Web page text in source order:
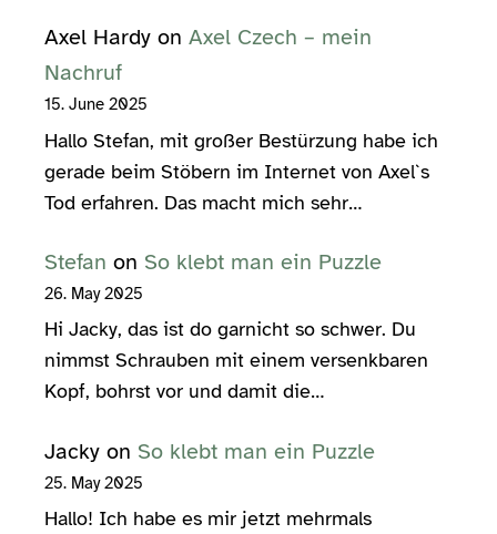
Axel Hardy on Axel Czech – mein
Nachruf
15. June 2025
Hallo Stefan, mit großer Bestürzung habe ich
gerade beim Stöbern im Internet von Axel`s
Tod erfahren. Das macht mich sehr…
Stefan on So klebt man ein Puzzle
26. May 2025
Hi Jacky, das ist do garnicht so schwer. Du
nimmst Schrauben mit einem versenkbaren
Kopf, bohrst vor und damit die…
Jacky on So klebt man ein Puzzle
25. May 2025
Hallo! Ich habe es mir jetzt mehrmals